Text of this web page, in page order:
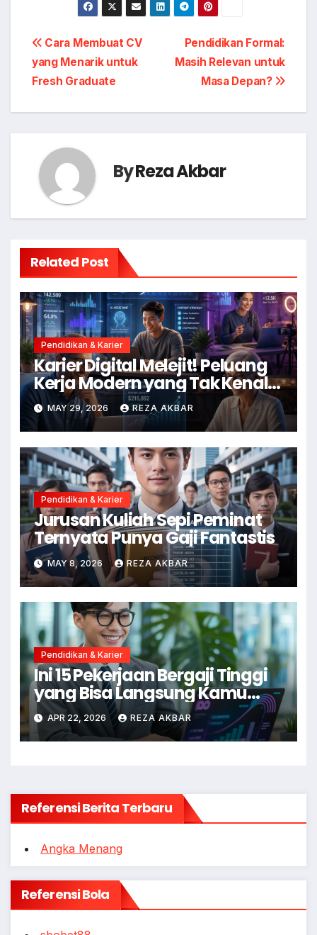
Post
navigation
Pendidikan Formal:
Masih Relevan untuk
Masa Depan?
Cara Membuat CV
yang Menarik untuk
Fresh Graduate
ByReza Akbar
Related Post
Pendidikan & Karier
Karier Digital Melejit! Peluang
Kerja Modern yang Tak Kenal
Usia
MAY 29, 2026 REZA AKBAR
Pendidikan & Karier
Jurusan Kuliah Sepi Peminat
Ternyata Punya Gaji Fantastis
MAY 8, 2026 REZA AKBAR
Pendidikan & Karier
Ini 15 Pekerjaan Bergaji Tinggi
yang Bisa Langsung Kamu
Coba!
APR 22, 2026 REZA AKBAR
Referensi Berita Terbaru
Angka Menang
Referensi Bola